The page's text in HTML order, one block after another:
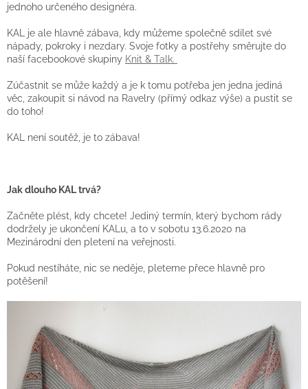
jednoho určeného designéra.
KAL je ale hlavně zábava, kdy můžeme společně sdílet své
nápady, pokroky i nezdary. Svoje fotky a postřehy směrujte do
naší facebookové skupiny Knit & Talk.
Zúčastnit se může každý a je k tomu potřeba jen jedna jediná
věc, zakoupit si návod na Ravelry (přímý odkaz výše) a pustit se
do toho!
KAL není soutěž, je to zábava!
Jak dlouho KAL trvá?
Začněte plést, kdy chcete! Jediný termín, který bychom rády
dodržely je ukončení KALu, a to v sobotu 13.6.2020 na
Mezinárodní den pletení na veřejnosti.
Pokud nestíháte, nic se neděje, pleteme přece hlavně pro
potěšení!